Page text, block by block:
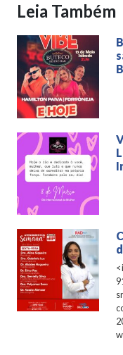
Leia Também